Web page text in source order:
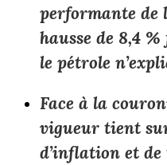
performante de
hausse de 8,4
le pétrole
Face à la
vigueur tient
d’inflation et